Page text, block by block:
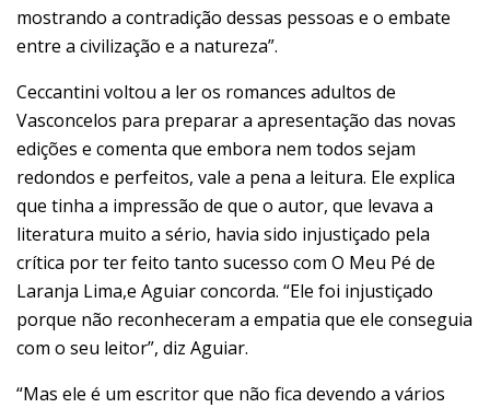
mostrando a contradição dessas pessoas e o embate
entre a civilização e a natureza”.
Ceccantini voltou a ler os romances adultos de
Vasconcelos para preparar a apresentação das novas
edições e comenta que embora nem todos sejam
redondos e perfeitos, vale a pena a leitura. Ele explica
que tinha a impressão de que o autor, que levava a
literatura muito a sério, havia sido injustiçado pela
crítica por ter feito tanto sucesso com O Meu Pé de
Laranja Lima,e Aguiar concorda. “Ele foi injustiçado
porque não reconheceram a empatia que ele conseguia
com o seu leitor”, diz Aguiar.
“Mas ele é um escritor que não fica devendo a vários